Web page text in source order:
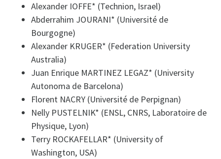
Alexander IOFFE* (Technion, Israel)
Abderrahim JOURANI* (Université de
Bourgogne)
Alexander KRUGER* (Federation University
Australia)
Juan Enrique MARTINEZ LEGAZ* (University
Autonoma de Barcelona)
Florent NACRY (Université de Perpignan)
Nelly PUSTELNIK* (ENSL, CNRS, Laboratoire de
Physique, Lyon)
Terry ROCKAFELLAR* (University of
Washington, USA)